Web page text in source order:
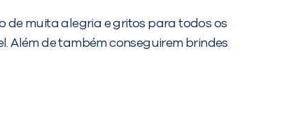
de muita alegria e gritos para todos os
Além de também conseguirem brindes